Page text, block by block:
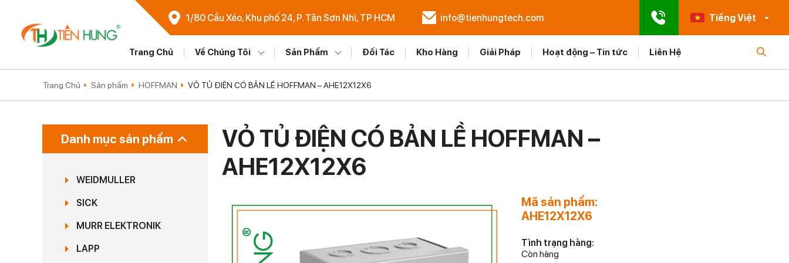
1/80 Cầu Xéo, Khu phố 24, P. Tân Sơn Nhì, TP HCM info@tienhungtech.com Tiếng Việt
Trang Chủ Về Chúng Tôi Sản Phẩm Đối Tác Kho Hàng Giải Pháp Hoạt động – Tin tức Liên Hệ
Trang Chủ Sản phẩm HOFFMAN VỎ TỦ ĐIỆN CÓ BẢN LỀ HOFFMAN – AHE12X12X6
Danh mục sản phẩm
WEIDMULLER
SICK
MURR ELEKTRONIK
LAPP
VỎ TỦ ĐIỆN CÓ BẢN LỀ HOFFMAN –
AHE12X12X6
Mã sản phẩm:
AHE12X12X6
Tình trạng hàng:
Còn hàng